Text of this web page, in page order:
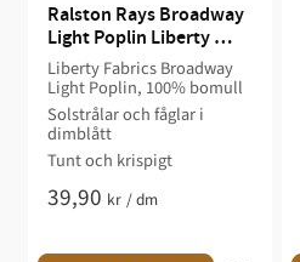
Ralston Rays Broadway
Light Poplin Liberty
Fabrics
Liberty Fabrics Broadway
Light Poplin, 100% bomull
Solstrålar och fåglar i
dimblått
Tunt och krispigt
39,90 kr /dm